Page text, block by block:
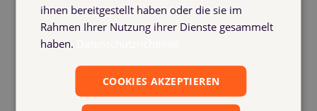
ihnen bereitgestellt haben oder die sie im
Rahmen Ihrer Nutzung ihrer Dienste gesammelt
haben.
COOKIES AKZEPTIEREN